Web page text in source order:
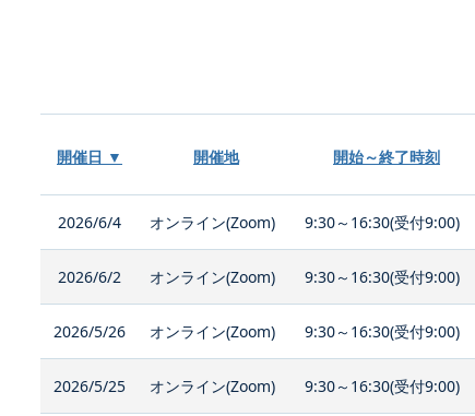
開催日 ▼ 開催地 開始～終了時刻
2026/6/4 オンライン(Zoom) 9:30～16:30(受付9:00)
2026/6/2 オンライン(Zoom) 9:30～16:30(受付9:00)
2026/5/26 オンライン(Zoom) 9:30～16:30(受付9:00)
2026/5/25 オンライン(Zoom) 9:30～16:30(受付9:00)